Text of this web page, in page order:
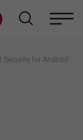
Security for Android